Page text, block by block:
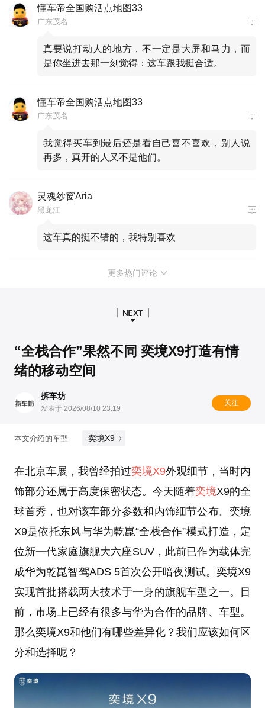
懂车帝全国购活点地图33
广东茂名
真要说打动人的地方，不一定是大屏和马力，而
是你坐进去那一刻觉得：这车跟我挺合适。
懂车帝全国购活点地图33
广东茂名
我觉得买车到最后还是看自己喜不喜欢，别人说
再多，真开的人又不是他们。
灵魂纱窗Aria
黑龙江
这车真的挺不错的，我特别喜欢
更多热门评论
“全栈合作”果然不同 奕境X9打造有情
绪的移动空间
拆车坊
发表于 2026/08/10 23:19
关注
本文介绍的车型 奕境X9
在北京车展，我曾经拍过奕境X9外观细节，当时内
饰部分还属于高度保密状态。今天随着奕境X9的全
球首秀，也对该车部分参数和内饰细节公布。奕境
X9是依托东风与华为乾崑“全栈合作”模式打造，定
位新一代家庭旗舰大六座SUV，此前已作为载体完
成华为乾崑智驾ADS 5首次公开暗夜测试。奕境X9
实现首批搭载两大技术于一身的旗舰车型之一。目
前，市场上已经有很多与华为合作的品牌、车型。
那么奕境X9和他们有哪些差异化？我们应该如何区
分和选择呢？